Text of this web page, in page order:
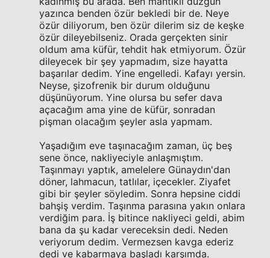
yazınca benden özür bekledi bir de. Neye
özür diliyorum, ben özür dilerim siz de keşke
özür dileyebilseniz. Orada gerçekten sinir
oldum ama küfür, tehdit hak etmiyorum. Özür
dileyecek bir şey yapmadım, size hayatta
başarılar dedim. Yine engelledi. Kafayı yersin.
Neyse, şizofrenik bir durum olduğunu
düşünüyorum. Yine olursa bu sefer dava
açacağım ama yine de küfür, sonradan
pişman olacağım şeyler asla yapmam.
Yaşadığım eve taşınacağım zaman, üç beş
sene önce, nakliyeciyle anlaşmıştım.
Taşınmayı yaptık, amelelere Günaydın'dan
döner, lahmacun, tatlılar, içecekler. Ziyafet
gibi bir şeyler söyledim. Sonra hepsine ciddi
bahşiş verdim. Taşınma parasına yakın onlara
verdiğim para. İş bitince nakliyeci geldi, abim
bana da şu kadar vereceksin dedi. Neden
veriyorum dedim. Vermezsen kavga ederiz
dedi ve kabarmaya başladı karşımda.